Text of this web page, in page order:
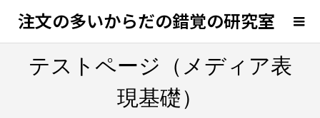
注文の多いからだの錯覚の研究室
テストページ（メディア表
現基礎）